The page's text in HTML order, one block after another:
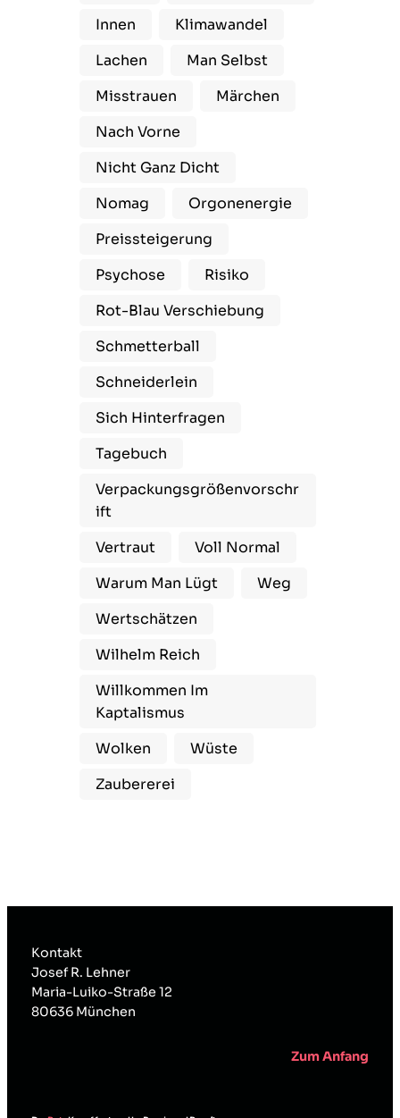
Innen
Klimawandel
Lachen
Man Selbst
Misstrauen
Märchen
Nach Vorne
Nicht Ganz Dicht
Nomag
Orgonenergie
Preissteigerung
Psychose
Risiko
Rot-Blau Verschiebung
Schmetterball
Schneiderlein
Sich Hinterfragen
Tagebuch
Verpackungsgrößenvorschr
Ift
Vertraut
Voll Normal
Warum Man Lügt
Weg
Wertschätzen
Wilhelm Reich
Willkommen Im
Kaptalismus
Wolken
Wüste
Zaubererei
Kontakt
Josef R. Lehner
Maria-Luiko-Straße 12
80636 München
Zum Anfang